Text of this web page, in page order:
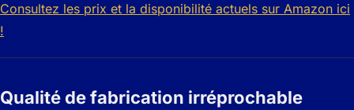
Consultez les prix et la disponibilité actuels sur Amazon ici
!
Qualité de fabrication irréprochable